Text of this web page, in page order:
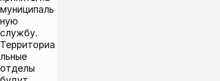
муниципаль
ную
службу.
Территориа
льные
отделы